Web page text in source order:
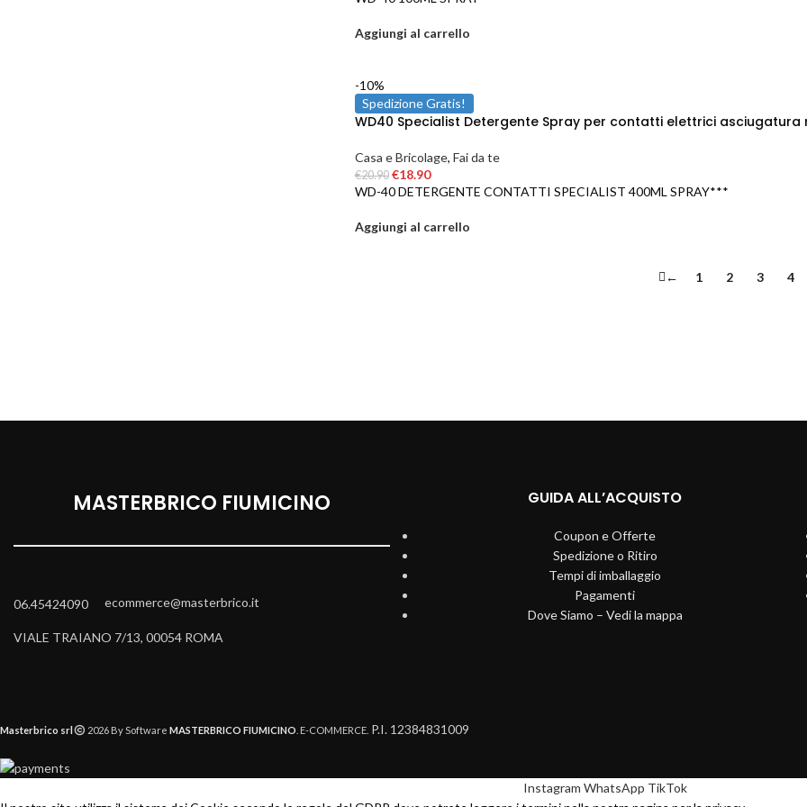
Aggiungi al carrello
-10%
Spedizione Gratis!
WD40 Specialist Detergente Spray per contatti elettrici asciugatura
Casa e Bricolage, Fai da te
€20.90 €18.90
WD-40 DETERGENTE CONTATTI SPECIALIST 400ML SPRAY***
Aggiungi al carrello
← 1 2 3 4
MASTERBRICO FIUMICINO
06.45424090 ecommerce@masterbrico.it
VIALE TRAIANO 7/13, 00054 ROMA
GUIDA ALL’ACQUISTO
Coupon e Offerte
Spedizione o Ritiro
Tempi di imballaggio
Pagamenti
Dove Siamo – Vedi la mappa
Masterbrico srl 2026 By Software MASTERBRICO FIUMICINO . E-COMMERCE. P.I. 12384831009
Instagram WhatsApp TikTok